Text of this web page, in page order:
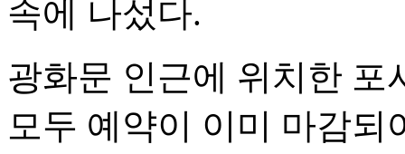
속에 나섰다.
광화문 인근에 위치한 포
모두 예약이 이미 마감되